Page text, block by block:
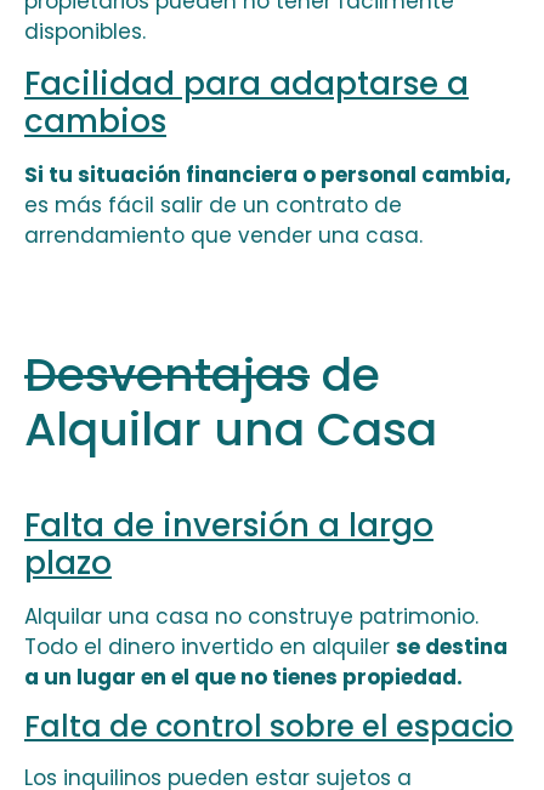
disponibles.
Facilidad para adaptarse a
cambios
Si tu situación financiera o personal cambia,
es más fácil salir de un contrato de
arrendamiento que vender una casa.
Desventajasde
Alquilar una Casa
Falta de inversión a largo
plazo
Alquilar una casa no construye patrimonio.
Todo el dinero invertido en alquiler se destina
a un lugar en el que no tienes propiedad.
Falta de control sobre el espacio
Los inquilinos pueden estar sujetos a